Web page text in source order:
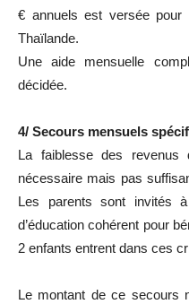
€ annuels est versée pour
Thaïlande.
Une aide mensuelle
décidée.
4/ Secours mensuels
La faiblesse des
nécessaire mais pas
Les parents sont invités
d’éducation cohérent pour
2 enfants entrent dans ces
Le montant de ce secours